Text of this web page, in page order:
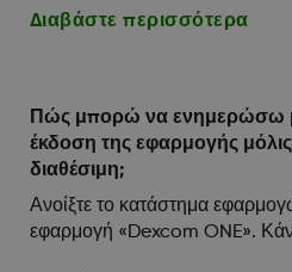
Διαβάστε περισσότερα
Πώς μπορώ να ενημερώσω
έκδοση της εφαρμογής μόλις
διαθέσιμη;
Ανοίξτε το κατάστημα
εφαρμογή «Dexcom ONE».